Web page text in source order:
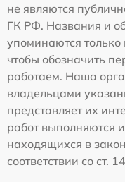
не являются
ГК РФ. Названия и
упоминаются
чтобы обозначить
работаем. Наша
владельцами
представляет их
работ выполняются
находящихся в
соответствии со ст.